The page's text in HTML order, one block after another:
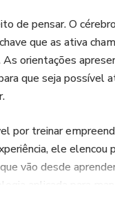
de pensar. O
que as ativa
orientações
que seja possível
por treinar
ele elencou
vão desde
aplicada para
mais. “Este